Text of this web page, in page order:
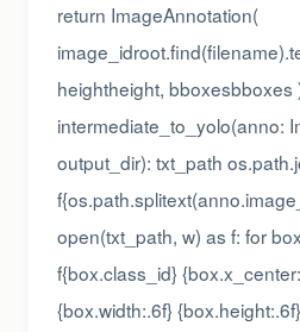
return ImageAnnotation(
heightheight,
intermediate_to_yolo(anno:
output_dir): txt_path
open(txt_path, w) as f: for
f{box.class_id}
{box.width:.6f}